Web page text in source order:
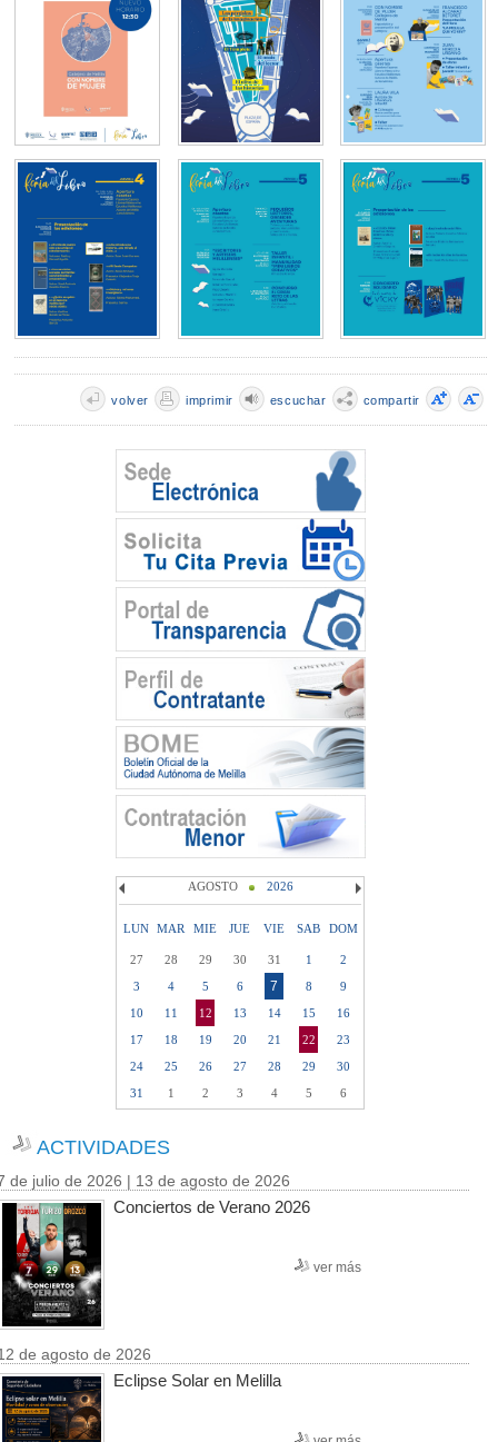
compartir
escuchar
imprimir
volver
AGOSTO 2026
LUN MAR MIE JUE VIE SAB DOM
27 28 29 30 31 1
2
3
4 5 6 7 8
9
10
11 12 13 14 15
16
17
18 19 20 21 22
23
24
25 26 27 28 29
30
31
1 2 3 4 5 6
ACTIVIDADES
de julio de 2026 | 13 de agosto de 2026
Conciertos de Verano 2026
ver más
de agosto de 2026
Eclipse Solar en Melilla